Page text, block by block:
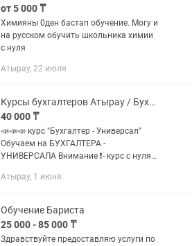
от 5 000 ₸
Химияны 0ден бастап обучение. Могу и
на русском обучить школьника химии
с нуля
Атырау, 22 июля
Курсы бухгалтеров Атырау / Бухгалтерский учет + Налоговый учет +1С:8.3
40 000 ₸
📣📣📣 курс "Бухгалтер - Универсал"
Обучаем на БУХГАЛТЕРА -
УНИВЕРСАЛА Внимание ❗️- курс с нуля
сразу: ✅ Кадровый учет ✅
✅...
Атырау, 1 июня
Обучение Бариста
25 000 - 85 000 ₸
Здравствуйте предоставляю услуги по